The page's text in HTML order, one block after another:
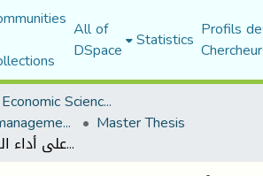
All of
DSpace Statistics Profils
Faculty of Economic Sciences, Commerce and Management Sciences
Department of management sciences Master Thesis
أثر تطبيق إدارة علاقة الزبائن على أداء المؤسسة الخدمية